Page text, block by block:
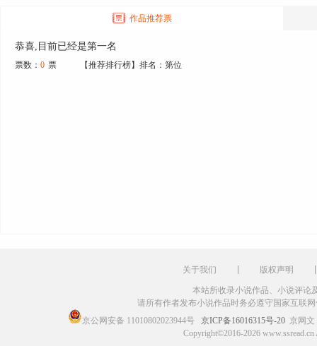
作品推荐票
恭喜,目前已经是第一名
票数： 0 票 【推荐排行榜】排名：第位
关于我们 版权声明
本站所收录小说作品、小说评论
请所有作者发布小说作品时务必遵守国家互联
京公网安备 11010802023944号
京ICP备16016315号-20 京网文
Copyright©2016-2026